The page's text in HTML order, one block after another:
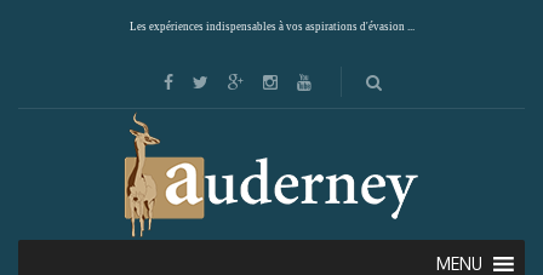
Les expériences indispensables à vos aspirations d'évasion ...
MENU
MONDOLKIRI